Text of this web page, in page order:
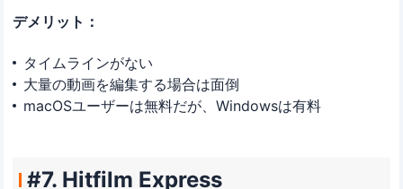
デメリット：
タイムラインがない
大量の動画を編集する場合は面倒
macOSユーザーは無料だが、Windowsは有料
#7. Hitfilm Express